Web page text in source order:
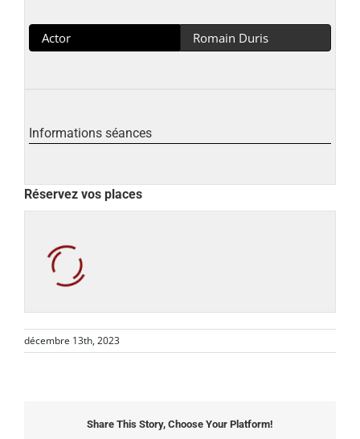
Actor Romain Duris
Informations séances
Réservez vos places
décembre 13th, 2023
Share This Story, Choose Your Platform!